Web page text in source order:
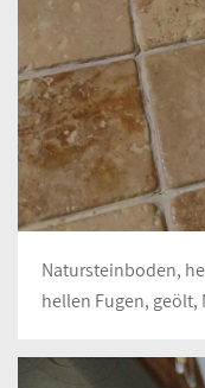
Natursteinboden,
hellen Fugen, geölt,